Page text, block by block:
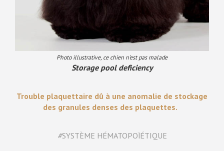
Photo illustrative, ce chien n’est pas malade
Storage pool deficiency
Trouble plaquettaire dû à une anomalie de stockage
des granules denses des plaquettes.
#SYSTÈME HÉMATOPOÏÉTIQUE